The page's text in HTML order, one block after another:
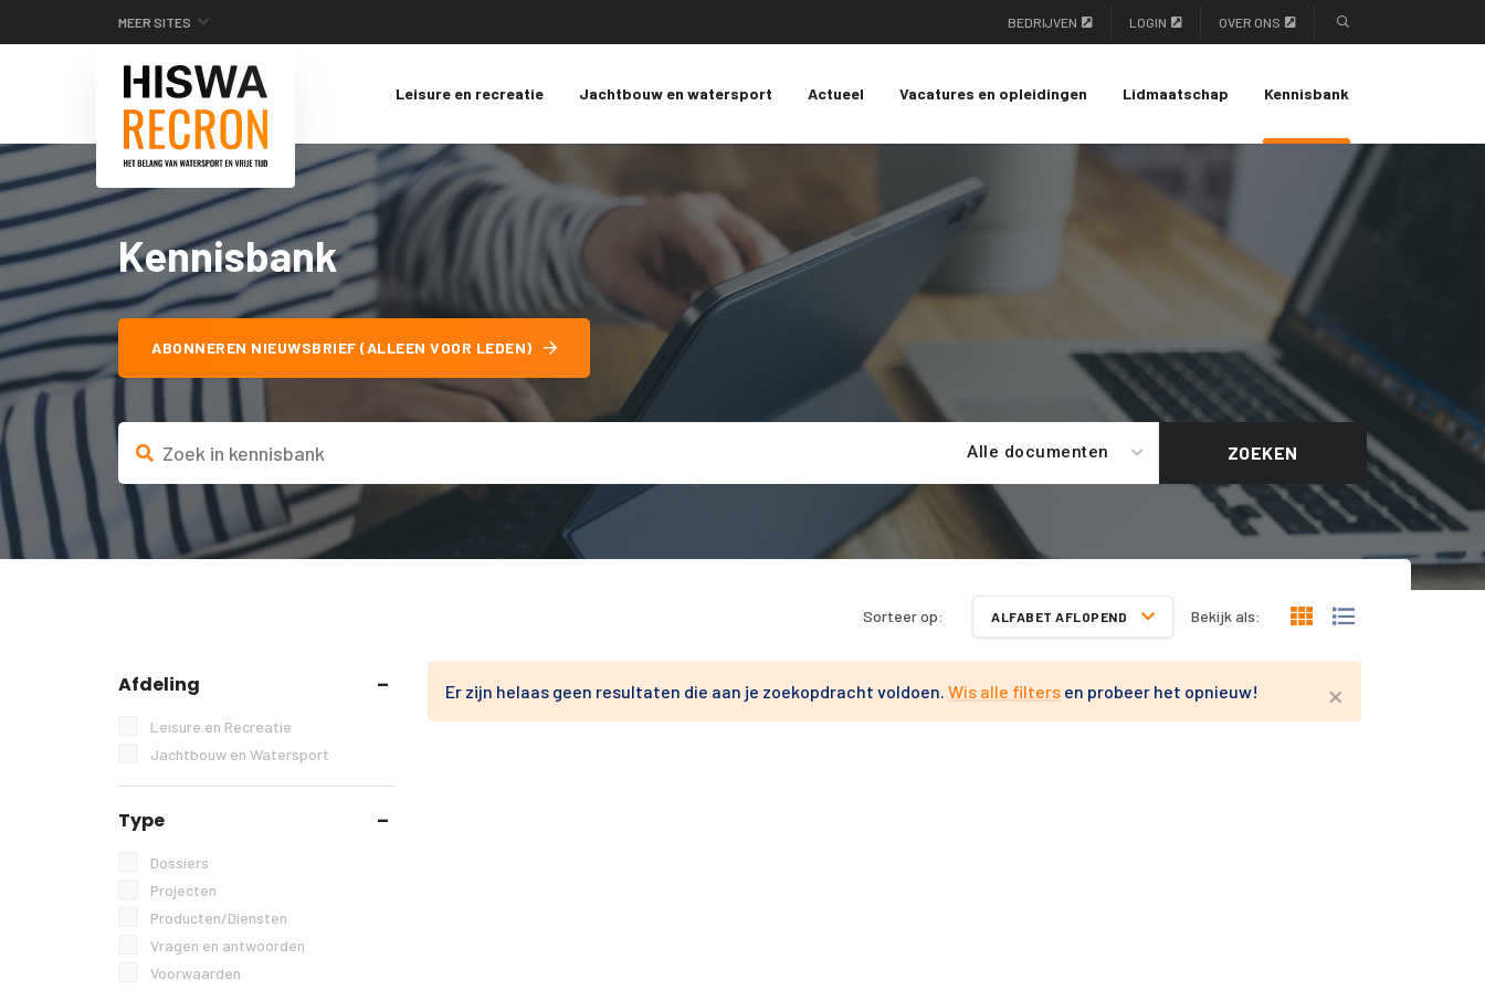
MEER SITES BEDRIJVEN LOGIN OVER ONS
Leisure en recreatie Jachtbouw en watersport Actueel Vacatures en opleidingen Lidmaatschap Kennisbank
Kennisbank
ABONNEREN NIEUWSBRIEF (ALLEEN VOOR LEDEN)
Alle documenten ZOEKEN
Sorteer op: ALFABET AFLOPEND Bekijk als:
Afdeling
Leisure en Recreatie
Jachtbouw en Watersport
Type
Dossiers
Projecten
Producten/Diensten
Vragen en antwoorden
Voorwaarden
×
Er zijn helaas geen resultaten die aan je zoekopdracht voldoen. Wis alle filters en probeer het opnieuw!